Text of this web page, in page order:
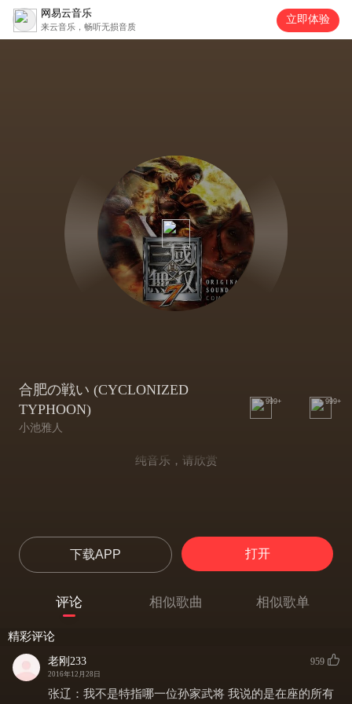
网易云音乐
来云音乐，畅听无损音质
立即体验
合肥の戦い (CYCLONIZED
TYPHOON)
小池雅人
999+ 999+
纯音乐，请欣赏
下载APP 打开
评论 相似歌曲 相似歌单
精彩评论
老刚233
2016年12月28日
959
张辽：我不是特指哪一位孙家武将 我说的是在座的所有